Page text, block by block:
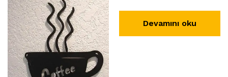
Devamını oku